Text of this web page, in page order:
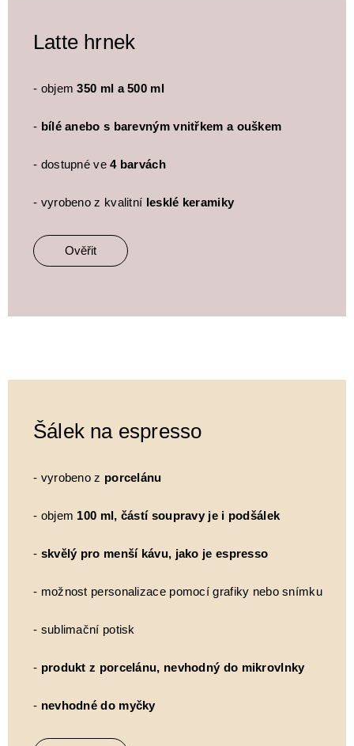
Latte hrnek
- objem350 ml a 500 ml
- bílé anebo s barevným vnitřkem a ouškem
- dostupné ve4 barvách
- vyrobeno z kvalitní lesklé keramiky
Ověřit
Šálek na espresso
- vyrobeno z porcelánu
- objem 100 ml, částí soupravy je i podšálek
- skvělý pro menší kávu, jako je espresso
- možnost personalizace pomocí grafiky nebo snímku
- sublimační potisk
- produkt z porcelánu, nevhodný do mikrovlnky
- nevhodné do myčky